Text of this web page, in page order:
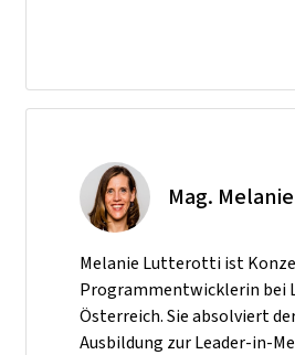
Mag.
Melanie Lutterotti ist
Programmentwicklerin bei
Österreich. Sie absolviert
Ausbildung zur Leader-in-